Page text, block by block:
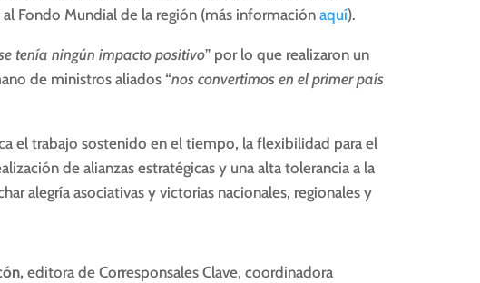
Fondo Mundial de la región (más informaciónaquí).
tenía ningún impacto positivo” por lo que realizaron un
de ministros aliados “nos convertimos en el primer país
el trabajo sostenido en el tiempo, la flexibilidad para el
de alianzas estratégicas y una alta tolerancia a la
alegría asociativas y victorias nacionales, regionales y
editora de Corresponsales Clave, coordinadora